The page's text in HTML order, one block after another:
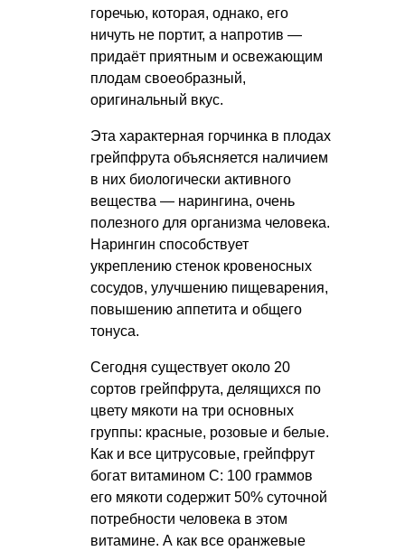
горечью, которая, однако, его
ничуть не портит, а напротив —
придаёт приятным и освежающим
плодам своеобразный,
оригинальный вкус.
Эта характерная горчинка в плодах
грейпфрута объясняется наличием
в них биологически активного
вещества — нарингина, очень
полезного для организма человека.
Нарингин способствует
укреплению стенок кровеносных
сосудов, улучшению пищеварения,
повышению аппетита и общего
тонуса.
Сегодня существует около 20
сортов грейпфрута, делящихся по
цвету мякоти на три основных
группы: красные, розовые и белые.
Как и все цитрусовые, грейпфрут
богат витамином С: 100 граммов
его мякоти содержит 50% суточной
потребности человека в этом
витамине. А как все оранжевые